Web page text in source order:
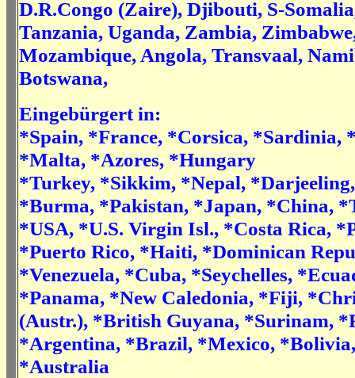
D.R.Congo (Zaire), Djibouti, S-
Tanzania, Uganda, Zambia,
Mozambique, Angola, Transvaal,
Botswana,
Eingebürgert in:
*Spain, *France, *Corsica, *Sardinia,
*Malta, *Azores, *Hungary
*Turkey, *Sikkim, *Nepal,
*Burma, *Pakistan, *Japan, *China,
*USA, *U.S. Virgin Isl., *Costa Rica,
*Puerto Rico, *Haiti, *Dominican
*Venezuela, *Cuba, *Seychelles,
*Panama, *New Caledonia, *Fiji,
(Austr.), *British Guyana, *Surinam,
*Argentina, *Brazil, *Mexico,
*Australia